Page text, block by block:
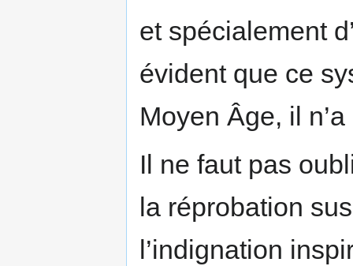
et spécialement
évident que ce
Moyen Âge, il
Il ne faut pas
la réprobation
l’indignation